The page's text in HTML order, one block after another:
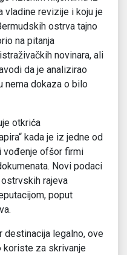
vladine revizije i koju je
ostrva tajno
na pitanja
novinara, ali
da je analizirao
nema dokaza o bilo
otkrića
kada je iz jedne od
vođenje ofšor firmi
Novi podaci
rajeva
poput
destinacija legalno, ove
koriste za skrivanje